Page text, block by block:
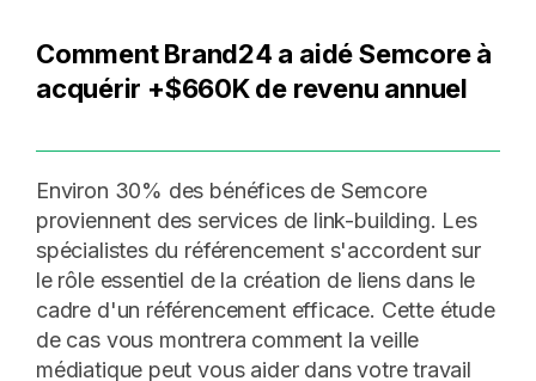
Comment Brand24 a aidé Semcore à
acquérir +$660K de revenu annuel
Environ 30% des bénéfices de Semcore
proviennent des services de link-building. Les
spécialistes du référencement s'accordent sur
le rôle essentiel de la création de liens dans le
cadre d'un référencement efficace. Cette étude
de cas vous montrera comment la veille
médiatique peut vous aider dans votre travail